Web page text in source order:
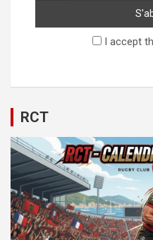
I accept
RCT